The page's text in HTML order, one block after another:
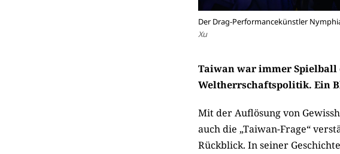
Der Drag-Performancekünstler
Xu
Taiwan war immer
Weltherrschaftspolitik. Ein
Mit der Auflösung von
auch die „Taiwan-Frage“
Rückblick. In seiner